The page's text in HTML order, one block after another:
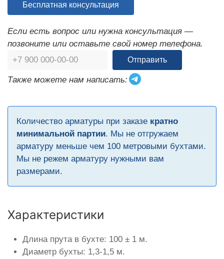
Бесплатная консультация
Если есть вопрос или нужна консультация —
позвоните или оставьте свой номер телефона.
Отправить
Также можете нам написать:
Количество арматуры при заказе кратно
минимальной партии. Мы не отгружаем
арматуру меньше чем 100 метровыми бухтами.
Мы не режем арматуру нужными вам
размерами.
Характеристики
Длина прута в бухте: 100 ± 1 м.
Диаметр бухты: 1,3-1,5 м.